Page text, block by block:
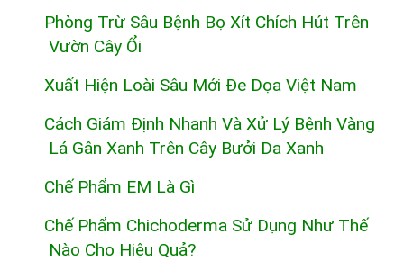
Phòng Trừ Sâu Bệnh Bọ Xít Chích Hút Trên
Vườn Cây Ổi
Xuất Hiện Loài Sâu Mới Đe Dọa Việt Nam
Cách Giám Định Nhanh Và Xử Lý Bệnh Vàng
Lá Gân Xanh Trên Cây Bưởi Da Xanh
Chế Phẩm EM Là Gì
Chế Phẩm Chichoderma Sử Dụng Như Thế
Nào Cho Hiệu Quả?